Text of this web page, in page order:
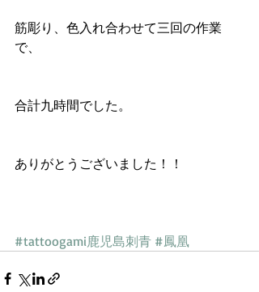
筋彫り、色入れ合わせて三回の作業
で、
合計九時間でした。
ありがとうございました！！
#tattoogami鹿児島刺青 #鳳凰